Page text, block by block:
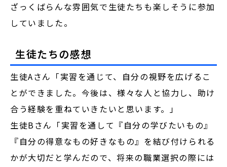
ざっくばらんな雰囲気で生徒たちも楽しそうに参加
していました。
生徒たちの感想
生徒Aさん「実習を通じて、自分の視野を広げるこ
とができました。今後は、様々な人と協力し、助け
合う経験を重ねていきたいと思います。」
生徒Bさん「実習を通して『自分の学びたいもの』
『自分の得意なもの好きなもの』​を結び付けられる
かが大切だと学んだので、将来の職業選択の際には